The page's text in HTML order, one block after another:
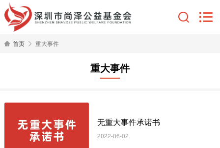
首页 重大事件
重大事件
无重大事件承诺书
2022-06-02